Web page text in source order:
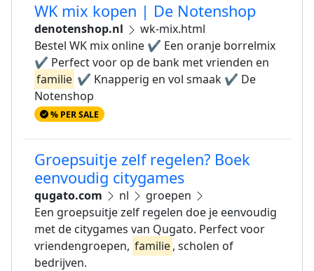
WK mix kopen | De Notenshop
denotenshop.nl
wk-mix.html
Bestel WK mix online ✔ Een oranje borrelmix
✔ Perfect voor op de bank met vrienden en
familie ✔ Knapperig en vol smaak ✔ De
Notenshop
% PER SALE
Groepsuitje zelf regelen? Boek
eenvoudig citygames
qugato.com nl
groepen
Een groepsuitje zelf regelen doe je eenvoudig
met de citygames van Qugato. Perfect voor
vriendengroepen, familie, scholen of
bedrijven.